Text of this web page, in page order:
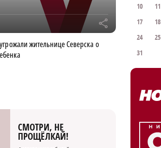
r
жительнице Северска о
СМОТРИ, НЕ
ПРОЩЁЛКАЙ!
10
11
17
18
24
25
31